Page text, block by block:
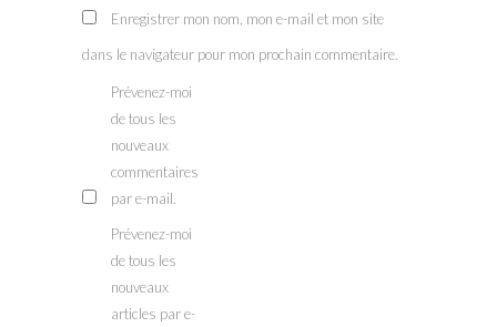
Enregistrer mon nom, mon e-mail et mon site
dans le navigateur pour mon prochain commentaire.
Prévenez-moi
de tous les
nouveaux
commentaires
par e-mail.
Prévenez-moi
de tous les
nouveaux
articles par e-